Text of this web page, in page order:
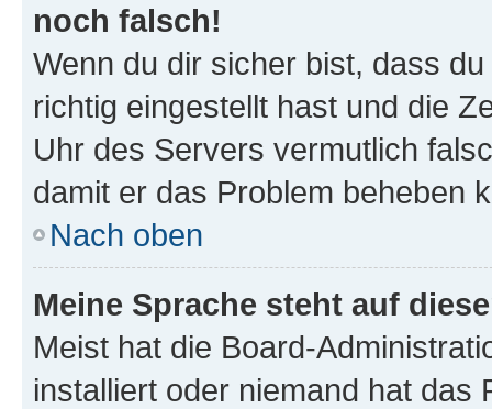
noch falsch!
Wenn du dir sicher bist, dass
richtig eingestellt hast und die
Uhr des Servers vermutlich
damit er das Problem beheben
Nach oben
Meine Sprache steht auf
Meist hat die Board-
installiert oder niemand hat das